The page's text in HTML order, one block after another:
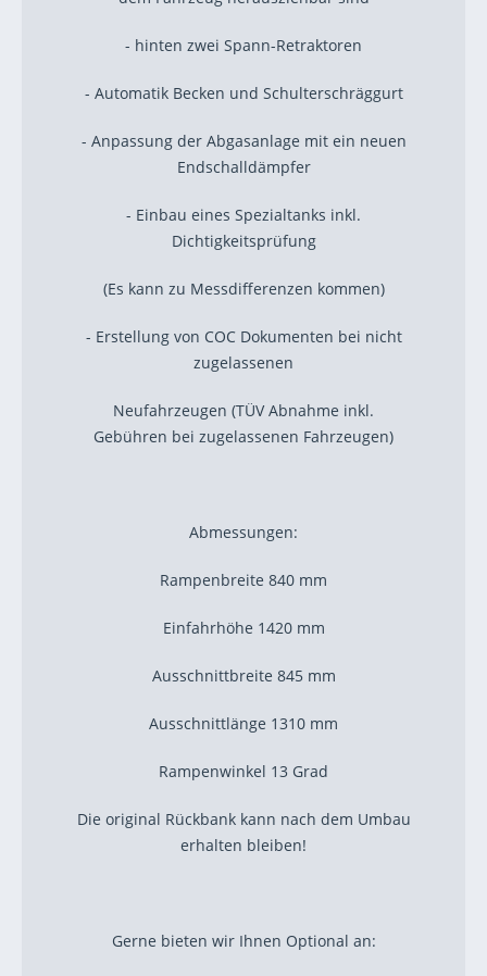
- hinten zwei Spann-Retraktoren
- Automatik Becken und Schulterschräggurt
- Anpassung der Abgasanlage mit ein neuen
Endschalldämpfer
- Einbau eines Spezialtanks inkl.
Dichtigkeitsprüfung
(Es kann zu Messdifferenzen kommen)
- Erstellung von COC Dokumenten bei nicht
zugelassenen
Neufahrzeugen (TÜV Abnahme inkl.
Gebühren bei zugelassenen Fahrzeugen)
Abmessungen:
Rampenbreite 840 mm
Einfahrhöhe 1420 mm
Ausschnittbreite 845 mm
Ausschnittlänge 1310 mm
Rampenwinkel 13 Grad
Die original Rückbank kann nach dem Umbau
erhalten bleiben!
Gerne bieten wir Ihnen Optional an: